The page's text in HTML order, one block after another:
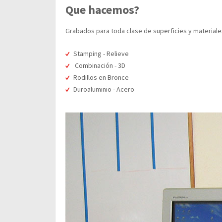
Que hacemos?
Grabados para toda clase de superficies y
Stamping - Relieve
Combinación - 3D
Rodillos en Bronce
Duroaluminio - Acero